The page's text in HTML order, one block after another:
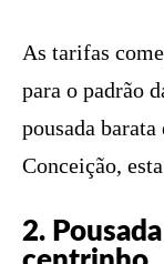
As tarifas
para o padrão
pousada
Conceição,
2.